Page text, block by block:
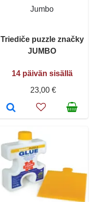
Jumbo
Triediče puzzle značky
JUMBO
14 päivän sisällä
23,00 €